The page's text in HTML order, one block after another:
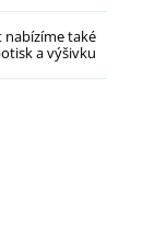
také
a výšivku